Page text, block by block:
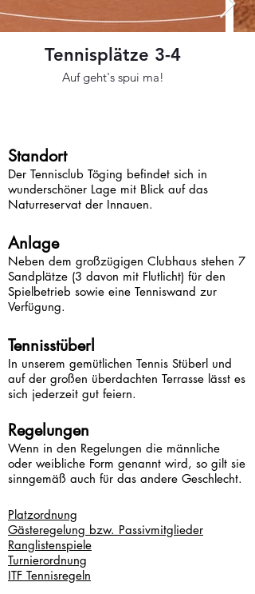
Tennisplätze 3-4
Auf geht's spui ma!
Standort
Der Tennisclub Töging befindet sich in
wunderschöner Lage mit Blick auf das
Naturreservat der Innauen.
Anlage
Neben dem großzügigen Clubhaus stehen 7
Sandplätze (3 davon mit Flutlicht) für den
Spielbetrieb sowie eine Tenniswand zur
Verfügung.
Tennisstüberl
In unserem gemütlichen Tennis Stüberl und
auf der großen überdachten Terrasse lässt es
sich jederzeit gut feiern.
Regelungen
Wenn in den Regelungen die männliche
oder weibliche Form genannt wird, so gilt sie
sinngemäß auch für das andere Geschlecht.
Platzordnung
Gästeregelung bzw. Passivmitglieder
Ranglistenspiele
Turnierordnung
ITF Tennisregeln